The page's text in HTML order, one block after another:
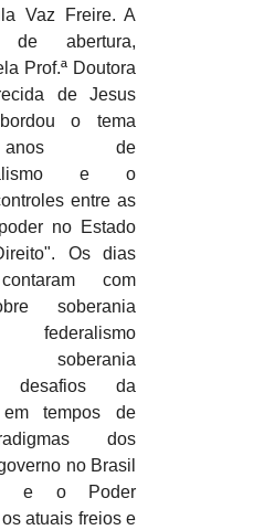
Vaz Freire. A
de abertura,
Prof.ª Doutora
de Jesus
o tema
de
e o
entre as
no Estado
Os dias
com
soberania
federalismo
soberania
desafios da
em tempos de
dos
no Brasil
e o Poder
atuais freios e